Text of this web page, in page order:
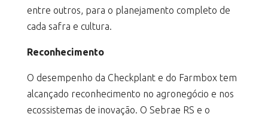
entre outros, para o planejamento completo de
cada safra e cultura.
Reconhecimento
O desempenho da Checkplant e do Farmbox tem
alcançado reconhecimento no agronegócio e nos
ecossistemas de inovação. O Sebrae RS e o